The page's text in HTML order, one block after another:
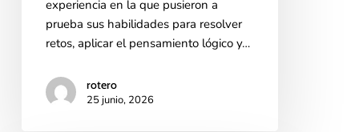
experiencia en la que pusieron a
prueba sus habilidades para resolver
retos, aplicar el pensamiento lógico y…
rotero
25 junio, 2026